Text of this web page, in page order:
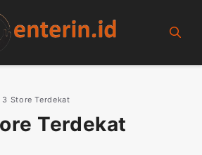
3 Store Terdekat
Terdekat